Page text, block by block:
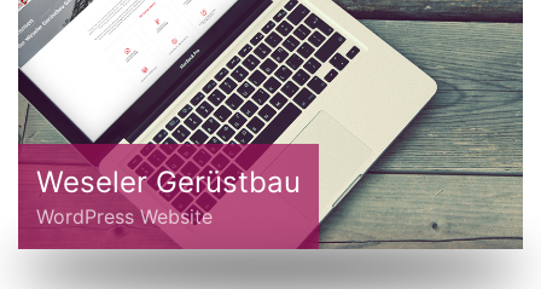
Weseler Gerüstbau
WordPress Website